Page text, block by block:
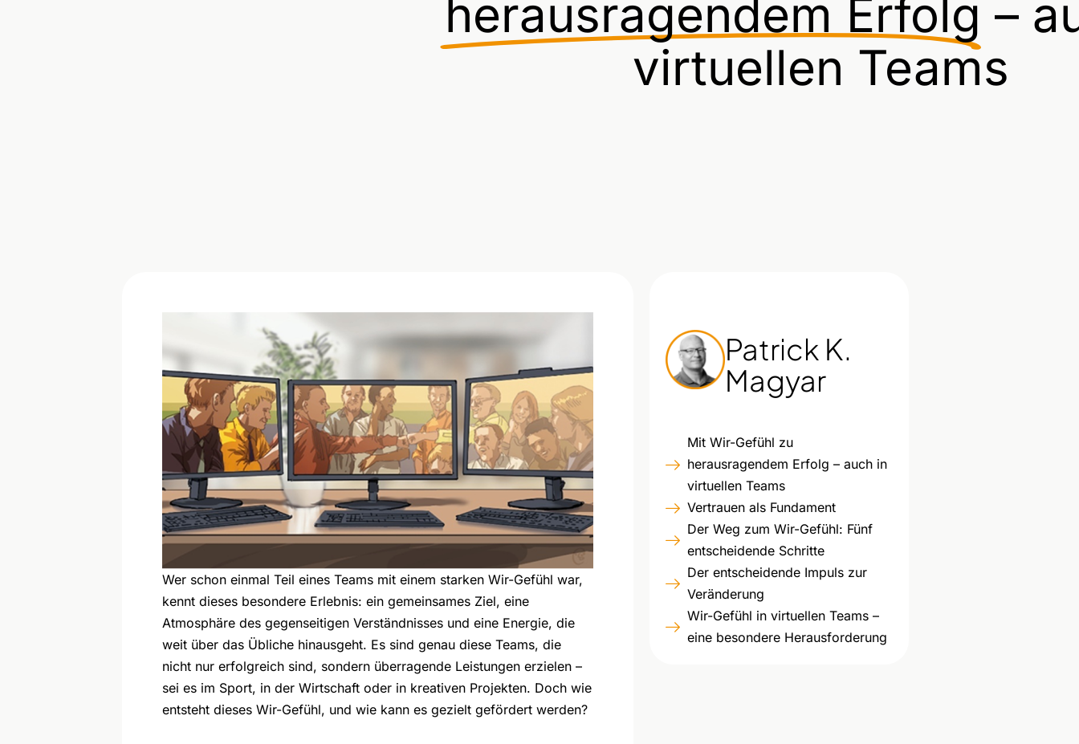
herausragendem Erfolg –
virtuellen Teams
Wer schon einmal Teil eines Teams mit einem starken Wir-Gefühl war,
kennt dieses besondere Erlebnis: ein gemeinsames Ziel, eine
Atmosphäre des gegenseitigen Verständnisses und eine Energie, die
weit über das Übliche hinausgeht. Es sind genau diese Teams, die
nicht nur erfolgreich sind, sondern überragende Leistungen erzielen –
sei es im Sport, in der Wirtschaft oder in kreativen Projekten. Doch wie
entsteht dieses Wir-Gefühl, und wie kann es gezielt gefördert werden?
Patrick K.
Magyar
Mit Wir-Gefühl zu
herausragendem Erfolg – auch in
virtuellen Teams
Vertrauen als Fundament
Der Weg zum Wir-Gefühl: Fünf
entscheidende Schritte
Der entscheidende Impuls zur
Veränderung
Wir-Gefühl in virtuellen Teams –
eine besondere Herausforderung